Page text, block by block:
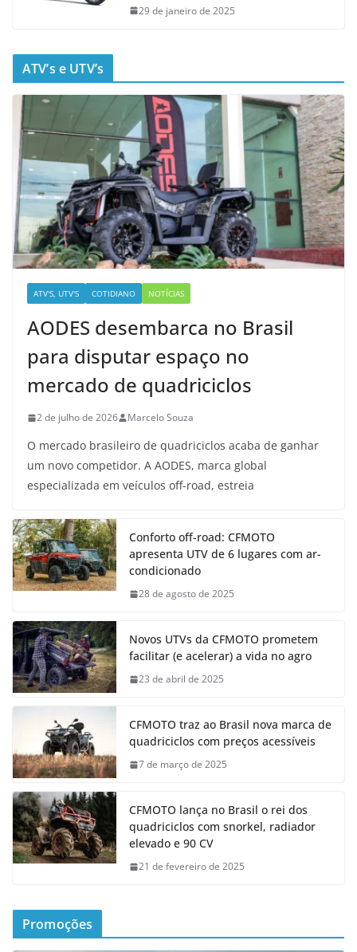
29 de janeiro de 2025
ATV’s e UTV’s
ATV'S, UTV'S COTIDIANO NOTÍCIAS
AODES desembarca no Brasil
para disputar espaço no
mercado de quadriciclos
2 de julho de 2026 Marcelo Souza
O mercado brasileiro de quadriciclos acaba de ganhar
um novo competidor. A AODES, marca global
especializada em veículos off-road, estreia
Conforto off-road: CFMOTO
apresenta UTV de 6 lugares com ar-
condicionado
28 de agosto de 2025
Novos UTVs da CFMOTO prometem
facilitar (e acelerar) a vida no agro
23 de abril de 2025
CFMOTO traz ao Brasil nova marca de
quadriciclos com preços acessíveis
7 de março de 2025
CFMOTO lança no Brasil o rei dos
quadriciclos com snorkel, radiador
elevado e 90 CV
21 de fevereiro de 2025
Promoções